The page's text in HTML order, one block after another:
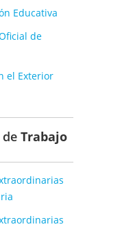
Educativa
de
el Exterior
de Trabajo